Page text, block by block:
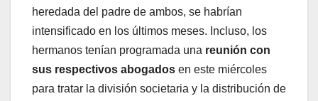
heredada del padre de ambos, se habrían
intensificado en los últimos meses. Incluso, los
hermanos tenían programada una reunión con
sus respectivos abogados en este miércoles
para tratar la división societaria y la distribución de